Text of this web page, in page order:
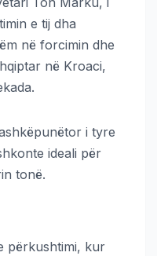
e tij dha
në forcimin dhe
në Kroaci,
i tyre
ideali për
tonë.
përkushtimi, kur